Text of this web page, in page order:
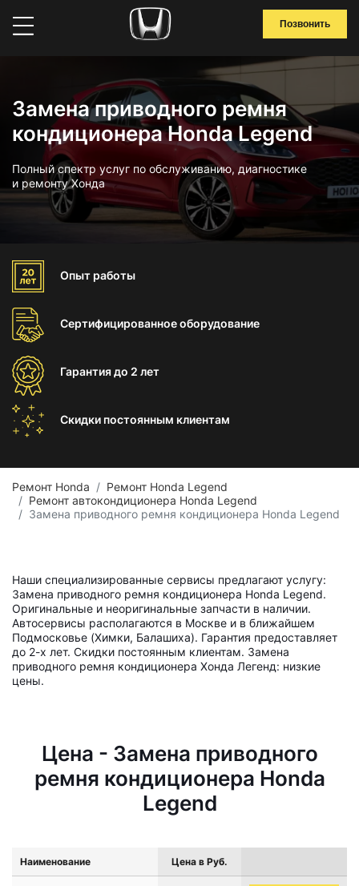
Позвонить
Замена приводного ремня
кондиционера Honda Legend
Полный спектр услуг по обслуживанию, диагностике
и ремонту Хонда
Опыт работы
Сертифицированноеоборудование
Гарантиядо 2 лет
Скидки постоянным клиентам
Ремонт Honda
Ремонт Honda Legend
Ремонт автокондиционера Honda Legend
Замена приводного ремня кондиционера Honda Legend
Наши специализированные сервисы предлагают услугу:
Замена приводного ремня кондиционера Honda Legend.
Оригинальные и неоригинальные запчасти в наличии.
Автосервисы располагаются в Москве и в ближайшем
Подмосковье (Химки, Балашиха). Гарантия предоставляет
до 2-х лет. Скидки постоянным клиентам. Замена
приводного ремня кондиционера Хонда Легенд: низкие
цены.
Цена - Замена приводного
ремня кондиционера Honda
Legend
Наименование Цена в Руб.